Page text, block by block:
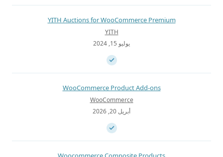
YITH Auctions for WooCommerce Premium
YITH
يوليو 15, 2024
WooCommerce Product Add-ons
WooCommerce
أبريل 20, 2026